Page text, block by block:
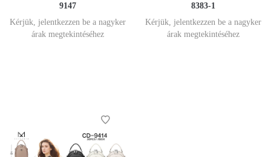
9147
Kérjük, jelentkezzen be a nagyker
árak megtekintéséhez
8383-1
Kérjük, jelentkezzen be a nagyker
árak megtekintéséhez